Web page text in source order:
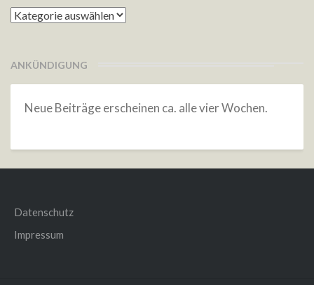
Kategorien
ANKÜNDIGUNG
Neue Beiträge erscheinen ca. alle vier Wochen.
Datenschutz
Impressum